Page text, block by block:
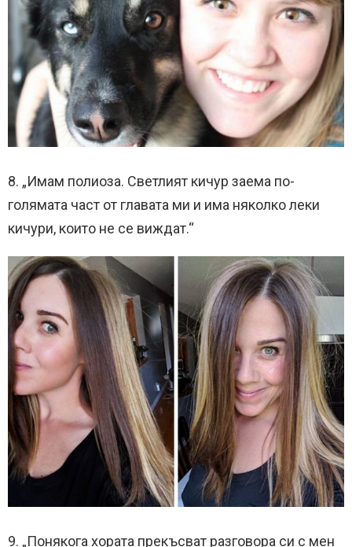
8. „Имам полиоза. Светлият кичур заема по-
голямата част от главата ми и има няколко леки
кичури, които не се виждат.“
9. „Понякога хората прекъсват разговора си с мен